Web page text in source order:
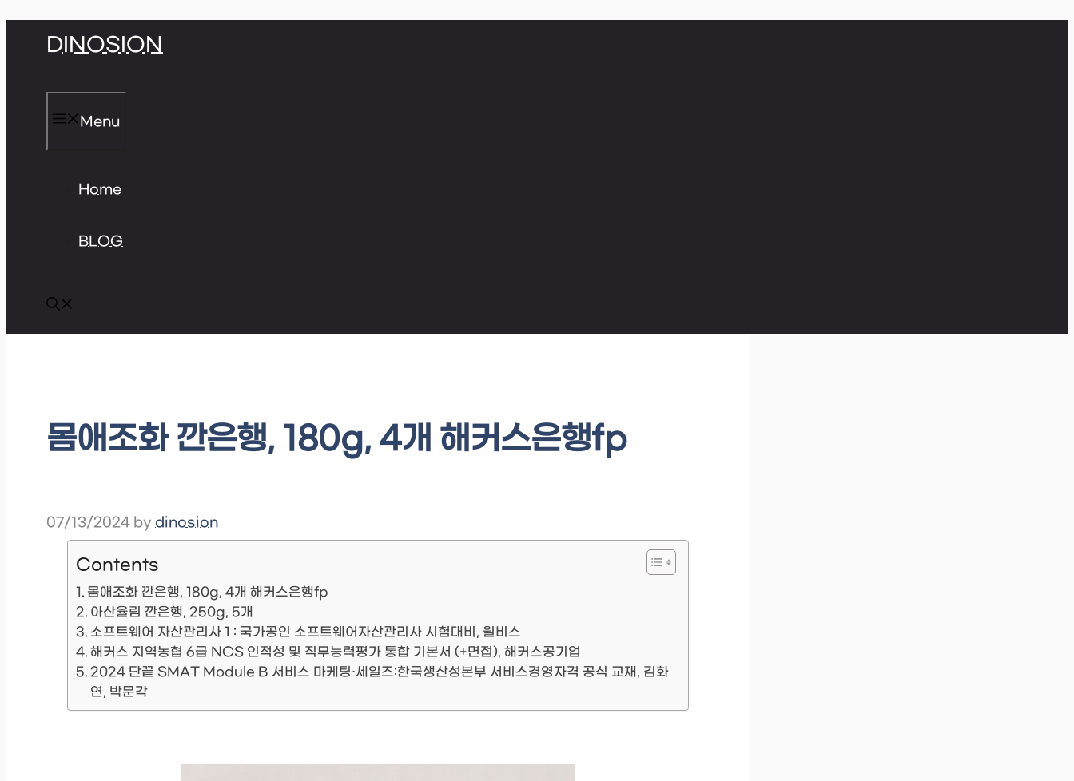
DINOSION
Menu
Home
BLOG
몸애조화 깐은행, 180g, 4개 해커스은행fp
07/13/2024 by dinosion
Contents
몸애조화 깐은행, 180g, 4개 해커스은행fp
아산율림 깐은행, 250g, 5개
소프트웨어 자산관리사 1 : 국가공인 소프트웨어자산관리사 시험대비, 윌비스
해커스 지역농협 6급 NCS 인적성 및 직무능력평가 통합 기본서 (+면접), 해커스공기업
2024 단끝 SMAT Module B 서비스 마케팅·세일즈:한국생산성본부 서비스경영자격 공식 교재, 김화
연, 박문각